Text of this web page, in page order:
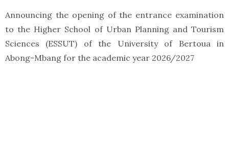
Announcing the opening of the entrance examination
to the Higher School of Urban Planning and Tourism
Sciences (ESSUT) of the University of Bertoua in
Abong-Mbang for the academic year 2026/2027